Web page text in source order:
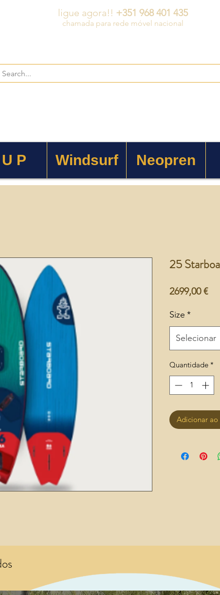
ligue agora!! +351 968 401 435
chamada para rede móvel nacional
P Windsurf Neopren
25
2699,00 €
Size *
Selecionar
Quantidade *
Adicionar ao